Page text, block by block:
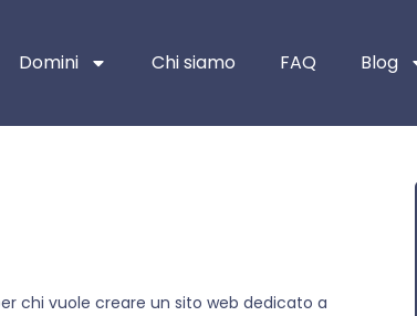
Domini Chi siamo FAQ Blog
chi vuole creare un sito web dedicato a